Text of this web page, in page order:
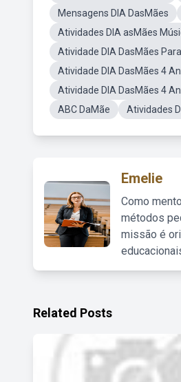
Mensagens DIA DasMães
Atividades DIA asMães
Atividade DIA DasMães
Atividade DIA DasMães 4
Atividade DIA DasMães 4
ABC DaMãe
Atividades
Emelie
Como
métodos
missão é
Related Posts